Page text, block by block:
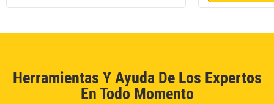
Herramientas Y Ayuda De Los Expertos
En Todo Momento